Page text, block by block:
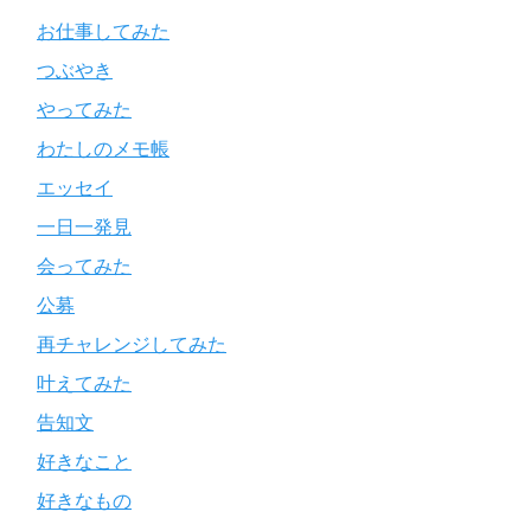
お仕事してみた
つぶやき
やってみた
わたしのメモ帳
エッセイ
一日一発見
会ってみた
公募
再チャレンジしてみた
叶えてみた
告知文
好きなこと
好きなもの